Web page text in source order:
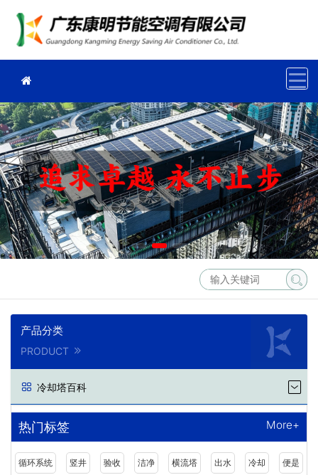
产品分类
PRODUCT
冷却塔百科
热门标签 More+
循环系统 竖井 验收 洁净 横流塔 出水 冷却 便是